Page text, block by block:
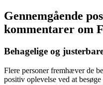
Gennemgående
kommentarer om
Behagelige og
Flere personer fremhæver de
positiv oplevelse ved at